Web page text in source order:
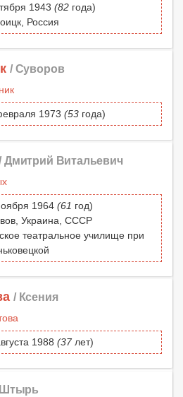
1943 (82 года)
Россия
/ Суворов
1973 (53 года)
Дмитрий Витальевич
1964 (61 год)
Украина, СССР
театральное училище при
/ Ксения
1988 (37лет)